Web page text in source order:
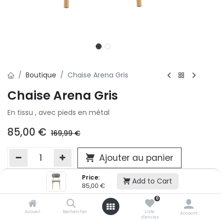
Price:
85,00 € Add to Cart
Accueil Rechercher
0
Liste
d'envies
Account
Boutique Chaise Arena Gris
Chaise Arena Gris
En tissu , avec pieds en métal
85,00 € 169,99€
Ajouter au panier
Ajouter à la liste d'envie
Si vous ne pouvez pas ajouter cet article dans votre panier
victime de son succès et momentanément indisponible.